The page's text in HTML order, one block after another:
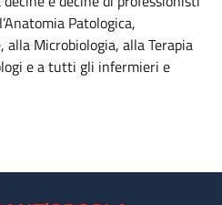
Patologica,
alla Microbiologia, alla Terapia
e a tutti gli infermieri e